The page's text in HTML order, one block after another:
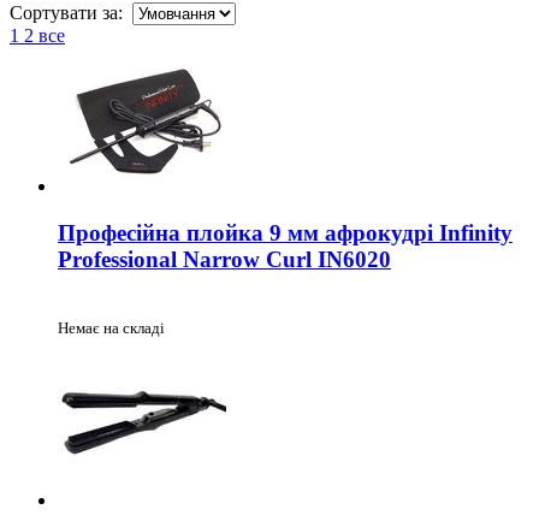
Сортувати за:
1 2 все
Професійна плойка 9 мм афрокудрі Infinity
Professional Narrow Curl IN6020
Немає на складі